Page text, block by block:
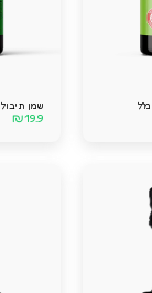
שמן תיבול
₪19.9